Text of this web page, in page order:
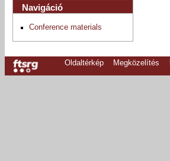
Navigáció
Conference materials
Oldaltérkép Megközelítés